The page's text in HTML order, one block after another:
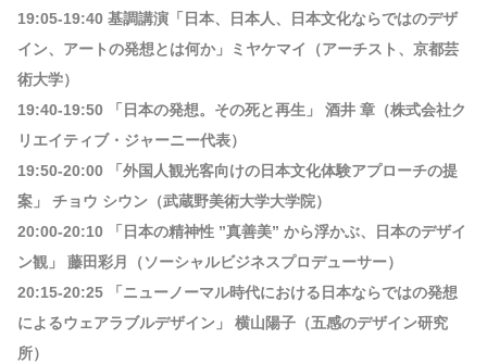
19:05-19:40 基調講演「日本、日本人、日本文化ならではのデザ
イン、アートの発想とは何か」ミヤケマイ（アーチスト、京都芸
術大学）
19:40-19:50 「日本の発想。その死と再生」 酒井 章（株式会社ク
リエイティブ・ジャーニー代表）
19:50-20:00 「外国人観光客向けの日本文化体験アプローチの提
案」 チョウ シウン（武蔵野美術大学大学院）
20:00-20:10 「日本の精神性 ”真善美” から浮かぶ、日本のデザイ
ン観」 藤田彩月（ソーシャルビジネスプロデューサー）
20:15-20:25 「ニューノーマル時代における日本ならではの発想
によるウェアラブルデザイン」 横山陽子（五感のデザイン研究
所）